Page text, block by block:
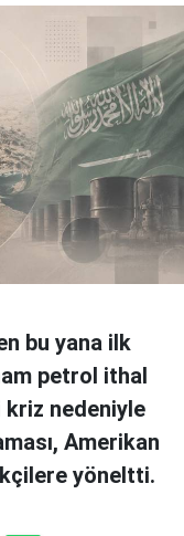
bu yana ilk
petrol ithal
kriz nedeniyle
Amerikan
yöneltti.